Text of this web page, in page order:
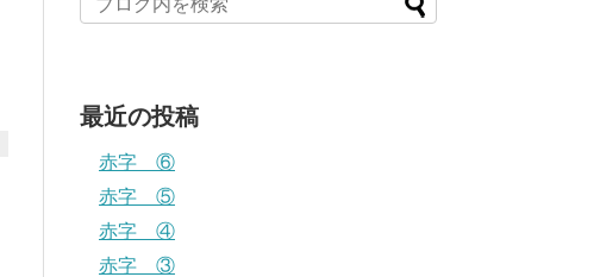
最近の投稿
赤字 ⑥
赤字 ⑤
赤字 ④
赤字 ③